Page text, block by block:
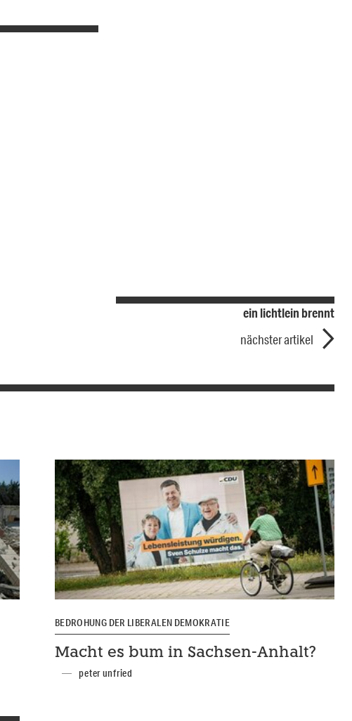
ein lichtlein brennt
nächster artikel
BEDROHUNG DER LIBERALEN DEMOKRATIE
Macht es bum in Sachsen-Anhalt?
peter unfried